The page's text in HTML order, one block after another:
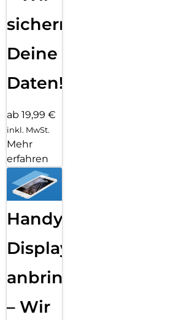
sichern
Deine
Daten!
ab 19,99 €
inkl. MwSt.
Mehr
erfahren
Handy
Displayfolie
anbringen
– Wir